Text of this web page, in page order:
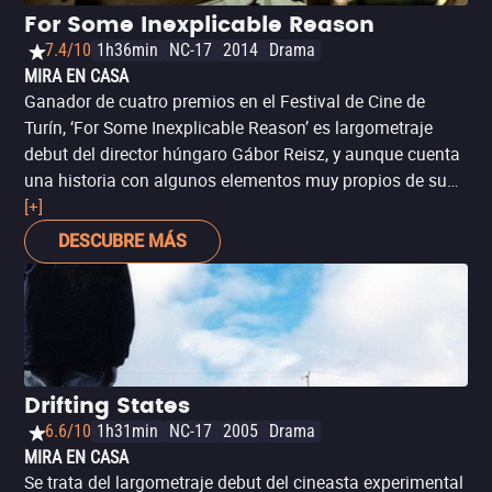
For Some Inexplicable Reason
7.4/10 1h36min NC-17 2014 Drama
MIRA EN CASA
Ganador de cuatro premios en el Festival de Cine de
Turín, ‘For Some Inexplicable Reason’ es largometraje
debut del director húngaro Gábor Reisz, y aunque cuenta
una historia con algunos elementos muy propios de su
nacionalidad, en general puede considerarse también un
excéntrico y honesto retrato de una generación: los
jóvenes con estudios, pero desempleados y con una
sensación de despropósito que permea sus relaciones
familiares y amorosas. Su fotografía naturalista con su
ácido sentido del humor podrá resultar chocante para
algunos, pero no hay duda de que es una propuesta
original en su abordaje de la juventud contemporánea.
[+]
DESCUBRE MÁS
Drifting States
6.6/10 1h31min NC-17 2005 Drama
MIRA EN CASA
Se trata del largometraje debut del cineasta experimental